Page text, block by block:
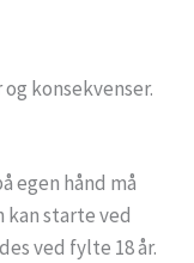
konsekvenser.
egen hånd må
starte ved
ved fylte 18 år.